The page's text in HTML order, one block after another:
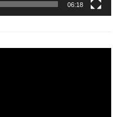
06:18